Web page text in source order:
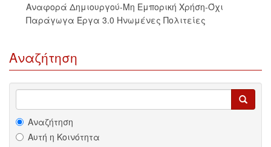
Αναφορά Δημιουργού-Μη Εμπορική Χρήση-Όχι
Παράγωγα Έργα 3.0 Ηνωμένες Πολιτείες
Αναζήτηση
Αναζήτηση
Αυτή η Κοινότητα